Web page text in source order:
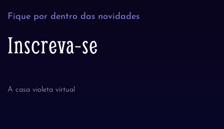
Fique por dentro das novidades
Inscreva-se
A casa violeta virtual